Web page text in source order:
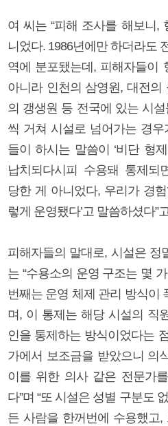
여 씨는 “피해 조사를 해보니,
니었다. 1986년에만 하더라도
역에 분포됐는데, 피해자들이
아니라 인천의 삼영원, 대전의
의 갱생원 등 전국에 있는 시
씩 거쳐 시설로 넘어가는 경우
들이 하시는 말씀이 ‘비단 형
납치되다시피 수용돼 통제되
당한 게 아니었다, 우리가 경
렇게 운영됐다’고 말씀하셨다”
피해자들의 말대로, 시설은 정
는 “수용소의 운영 구조는 몇
번째는 운영 체제 관리 방식이
며, 이 통제는 해당 시설의 직
인을 통제하는 방식이었다는
가에서 보조금을 받았으니 의
이를 위한 의사 같은 전문가
다”며 “또 시설은 성별 구분도
든 사람을 한꺼번에 수용했고